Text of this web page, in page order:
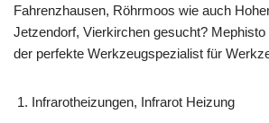
Fahrenzhausen, Röhrmoos wie auch
Jetzendorf, Vierkirchen gesucht?
der perfekte Werkzeugspezialist für
Infrarotheizungen, Infrarot Heizung